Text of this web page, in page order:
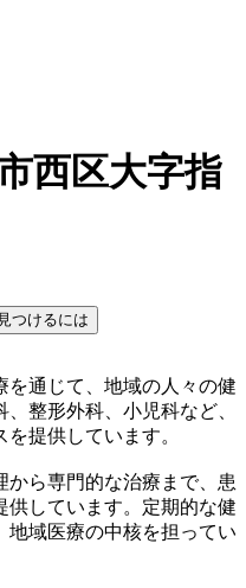
西区大字指
つけるには
を通じて、地域の人々の健
整形外科、小児科など、
提供しています。
から専門的な治療まで、患
供しています。定期的な健
地域医療の中核を担ってい